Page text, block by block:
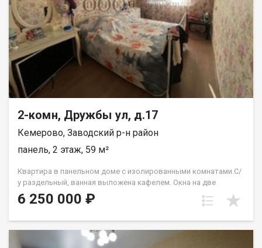
городскую среду района. ─ На территории микрорайона
предусмотрено большое количество парковок для
автотранспорта. В каждом многоквартирном доме жилого
комплекса предусмотрены: просторные холлы, современная
инженерная инфраструктура, с использованием
энергосберегающих технологий и многое другое для
обеспечения комфортной городской жизни! Услуги АН
«Самолёт ПЛЮС»: Помощь в оформлении ипотеки на
выгодных условиях. Гарантия юридической чистоты сделки
(работаем в Кемерово с 2010 года). Звоните для просмотра и
консультации! Забоенкова Наталья
2-комн, Дружбы ул, д.17
Кемерово, Заводский р-н район
панель, 2 этаж, 59 м²
Квартира в панельном доме с изолированными комнатами.С/
у раздельный, ванная выложена кафелем. Окна на две
стороны.Ремонт косметический. Лена Васильева
6 250 000 ₽